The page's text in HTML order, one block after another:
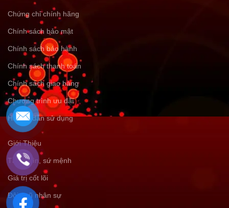
Chứng chỉ chính hãng
Chính sách bảo mật
Chính sách bảo hành
Chính sách thanh toán
Chính sách giao hàng
Chương trình ưu đãi
Hướng dẫn sử dụng
Giới Thiệu
Tầm nhìn, sứ mệnh
Giá trị cốt lõi
Đội ngũ nhân sự